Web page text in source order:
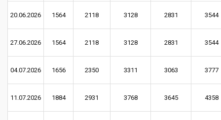
20.06.2026 1564 2118 3128 2831 3544
27.06.2026 1564 2118 3128 2831 3544
04.07.2026 1656 2350 3311 3063 3777
11.07.2026 1884 2931 3768 3645 4358